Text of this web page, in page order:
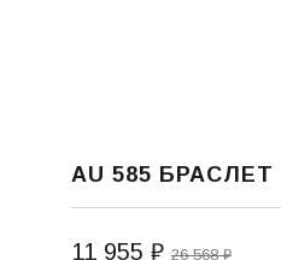
AU 585 БРАСЛЕТ
11 955 ₽ 26 568 ₽